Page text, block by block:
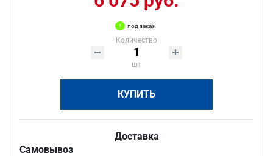
под заказ
Количество
шт
КУПИТЬ
Доставка
Самовывоз